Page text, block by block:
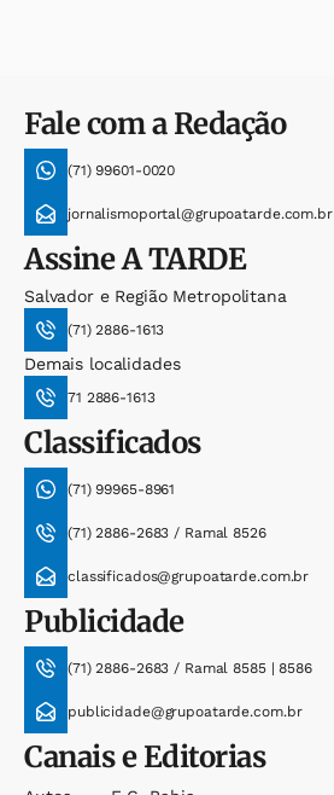
Fale com a Redação
(71) 99601-0020
jornalismoportal@grupoatarde.com.br
AssineA TARDE
Salvador e Região Metropolitana
(71) 2886-1613
Demais localidades
71 2886-1613
Classificados
(71) 99965-8961
(71) 2886-2683 / Ramal 8526
classificados@grupoatarde.com.br
Publicidade
(71) 2886-2683 / Ramal 8585 | 8586
publicidade@grupoatarde.com.br
Canais e Editorias